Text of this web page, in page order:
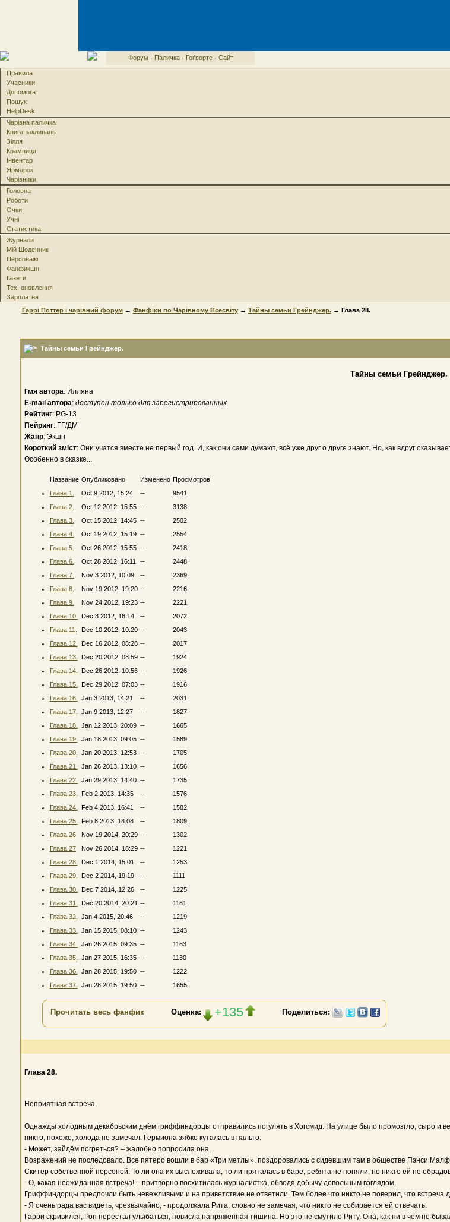
Форум · Паличка· Гоґвортс · Сайт
Правила
Учасники
Допомога
Пошук
HelpDesk
Чарівна паличка
Книга заклинань
Зілля
Крамниця
Інвентар
Ярмарок
Чарівники
Головна
Роботи
Очки
Учні
Статистика
Журнали
Мій Щоденник
Персонажі
Фанфикшн
Газети
Тех. оновлення
Зарплатня
Гаррі Поттер і чарівний форум→ Фанфіки по Чарівному Всесвіту→ Тайны семьи Грейнджер.→ Глава 28.
Тайны семьи Грейнджер.
Тайны семьи Грейнджер.
І'мя автора: Илляна
E-mail автора: доступен только для зарегистрированных
Рейтинг: PG-13
Пейринг: ГГ/ДМ
Жанр: Экшн
Короткий зміст: Они учатся вместе не первый год. И, как они сами думают, всё уже друг о друге знают. Но, как вдруг
Особенно в сказке...
Название Опубликовано Изменено Просмотров
Глава 1.
Oct 9 2012, 15:24 --
9541
Глава 2.
Oct 12 2012, 15:55 --
3138
Глава 3.
Oct 15 2012, 14:45 --
2502
Глава 4.
Oct 19 2012, 15:19 --
2554
Глава 5.
Oct 26 2012, 15:55 --
2418
Глава 6.
Oct 28 2012, 16:11 --
2448
Глава 7.
Nov 3 2012, 10:09 --
2369
Глава 8.
Nov 19 2012, 19:20 --
2216
Глава 9.
Nov 24 2012, 19:23 --
2221
Глава 10.
Dec 3 2012, 18:14 --
2072
Глава 11.
Dec 10 2012, 10:20 --
2043
Глава 12.
Dec 16 2012, 08:28 --
2017
Глава 13.
Dec 20 2012, 08:59 --
1924
Глава 14.
Dec 26 2012, 10:56 --
1926
Глава 15.
Dec 29 2012, 07:03 --
1916
Глава 16.
Jan 3 2013, 14:21 --
2031
Глава 17.
Jan 9 2013, 12:27 --
1827
Глава 18.
Jan 12 2013, 20:09 --
1665
Глава 19.
Jan 18 2013, 09:05 --
1589
Глава 20.
Jan 20 2013, 12:53 --
1705
Глава 21.
Jan 26 2013, 13:10 --
1656
Глава 22.
Jan 29 2013, 14:40 --
1735
Глава 23.
Feb 2 2013, 14:35 --
1576
Глава 24.
Feb 4 2013, 16:41 --
1582
Глава 25.
Feb 8 2013, 18:08 --
1809
Глава 26
Nov 19 2014, 20:29 --
1302
Глава 27
Nov 26 2014, 18:29 --
1221
Глава 28.
Dec 1 2014, 15:01 --
1253
Глава 29.
Dec 2 2014, 19:19 --
1111
Глава 30.
Dec 7 2014, 12:26 --
1225
Глава 31.
Dec 20 2014, 20:21 --
1161
Глава 32.
Jan 4 2015, 20:46 --
1219
Глава 33.
Jan 15 2015, 08:10 --
1243
Глава 34.
Jan 26 2015, 09:35 --
1163
Глава 35.
Jan 27 2015, 16:35 --
1130
Глава 36.
Jan 28 2015, 19:50 --
1222
Глава 37.
Jan 28 2015, 19:50 -- 1655
Прочитать весь фанфик Оценка: +135 Поделиться:
Глава 28.
Неприятная встреча.
Однажды холодным декабрьским днём гриффиндорцы отправились погулять в Хогсмид. На улице было промозгло, сыро и
никто, похоже, холода не замечал. Гермиона зябко куталась в пальто:
- Может, зайдём погреться? – жалобно попросила она.
Возражений не последовало. Все пятеро вошли в бар «Три метлы», поздоровались с сидевшим там в обществе Пэнси
Скитер собственной персоной. То ли она их выслеживала, то ли пряталась в баре, ребята не поняли, но никто ей не
- О, какая неожиданная встреча! – притворно восхитилась журналистка, обводя добычу довольным взглядом.
Гриффиндорцы предпочли быть невежливыми и на приветствие не ответили. Тем более что никто не поверил, что
- Я очень рада вас видеть, чрезвычайно, - продолжала Рита, словно не замечая, что никто не собирается ей отвечать.
Гарри скривился, Рон перестал улыбаться, повисла напряжённая тишина. Но это не смутило Риту. Она, как ни в чём не